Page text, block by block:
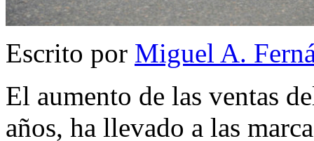
Escrito por Miguel A.
El aumento de las ventas
años, ha llevado a las